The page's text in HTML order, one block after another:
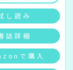
し読み
誌詳細
で購入